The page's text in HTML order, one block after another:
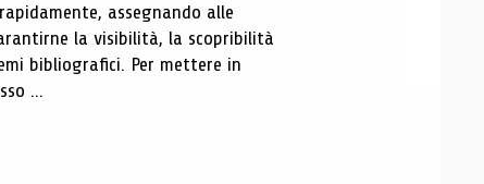
assegnando alle
la visibilità, la scopribilità
bibliografici. Per mettere in
...